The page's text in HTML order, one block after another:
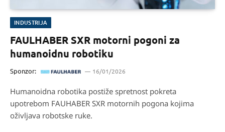
INDUSTRIJA
FAULHABER SXR motorni pogoni za
humanoidnu robotiku
Sponzor: 16/01/2026
Humanoidna robotika postiže spretnost pokreta
upotrebom FAUHABER SXR motornih pogona kojima
oživljava robotske ruke.